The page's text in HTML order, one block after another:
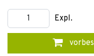
Expl.